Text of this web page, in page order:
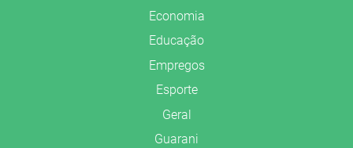
Economia
Educação
Empregos
Esporte
Geral
Guarani